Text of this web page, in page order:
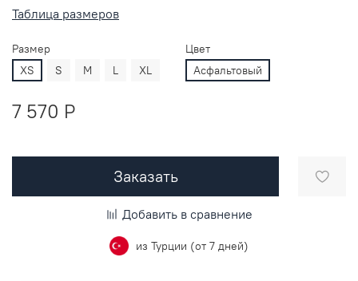
Таблица размеров
Размер
XS
S M L XL
Цвет
Асфальтовый
7 570 P
Заказать
Добавить в сравнение
из Турции (от 7 дней)